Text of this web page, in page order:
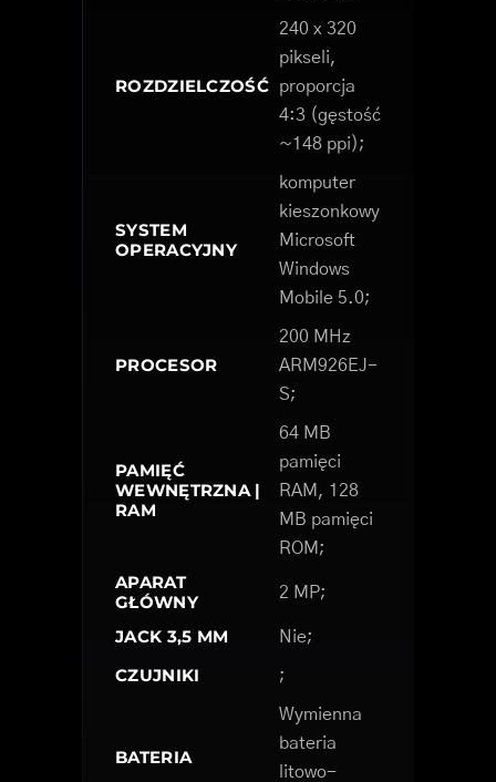
ROZDZIELCZOŚĆ
240 x 320
pikseli,
proporcja
4:3 (gęstość
~148 ppi);
SYSTEM
OPERACYJNY
komputer
kieszonkowy
Microsoft
Windows
Mobile 5.0;
PROCESOR
200 MHz
ARM926EJ-
S;
PAMIĘĆ
WEWNĘTRZNA |
RAM
64 MB
pamięci
RAM, 128
MB pamięci
ROM;
APARAT
GŁÓWNY
2 MP;
JACK 3,5 MM Nie;
CZUJNIKI ;
BATERIA
Wymienna
bateria
litowo-